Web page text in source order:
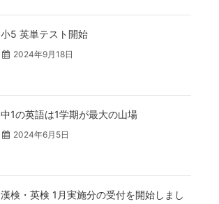
小5 英単テスト開始
2024年9月18日
中1の英語は1学期が最大の山場
2024年6月5日
漢検・英検 1月実施分の受付を開始しまし